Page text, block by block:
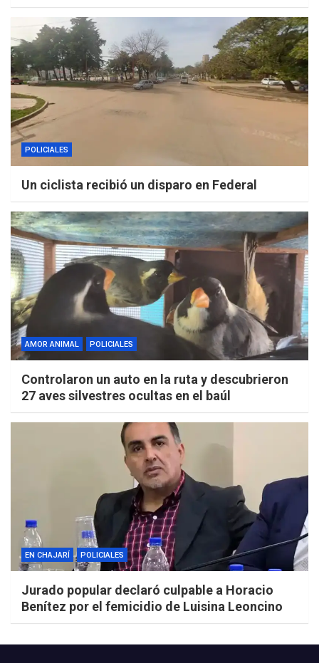
POLICIALES
Un ciclista recibió un disparo en Federal
AMOR ANIMAL POLICIALES
Controlaron un auto en la ruta y descubrieron
27 aves silvestres ocultas en el baúl
EN CHAJARÍ POLICIALES
Jurado popular declaró culpable a Horacio
Benítez por el femicidio de Luisina Leoncino